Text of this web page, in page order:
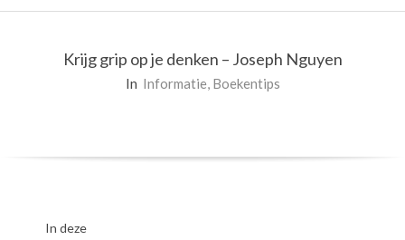
Menu
Krijg grip op je denken – Joseph Nguyen
In Informatie, Boekentips
In deze